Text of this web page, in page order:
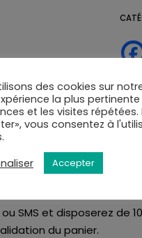
Tous nos articles sont
de votre choix ou
SMS et disposerez de
du panier.
des cookies sur
la plus
et les visites répétées.
vous consentez à
Accepter